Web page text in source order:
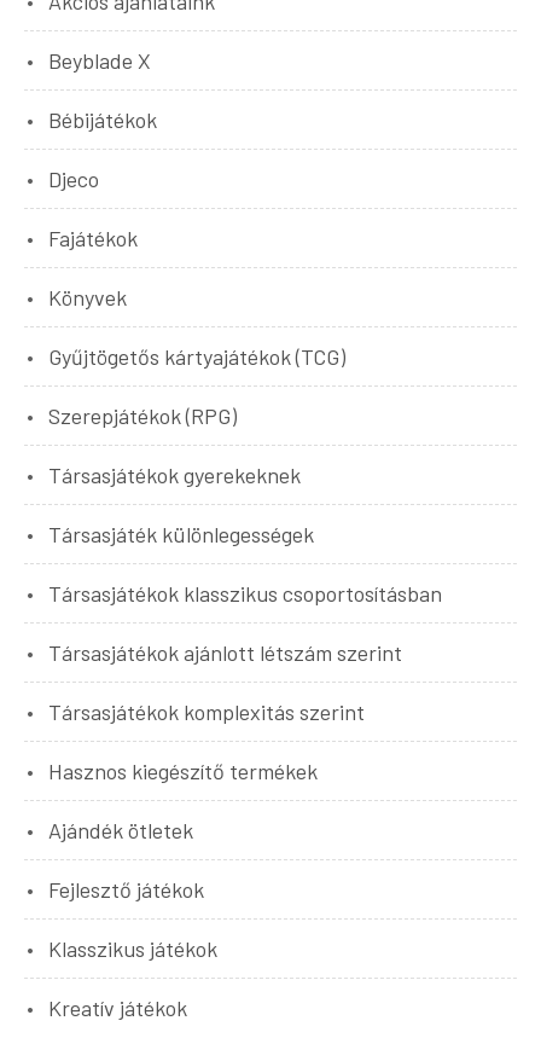
Beyblade X
Bébijátékok
Djeco
Fajátékok
Könyvek
Gyűjtögetős kártyajátékok (TCG)
Szerepjátékok (RPG)
Társasjátékok gyerekeknek
Társasjáték különlegességek
Társasjátékok klasszikus csoportosításban
Társasjátékok ajánlott létszám szerint
Társasjátékok komplexitás szerint
Hasznos kiegészítő termékek
Ajándék ötletek
Fejlesztő játékok
Klasszikus játékok
Kreatív játékok